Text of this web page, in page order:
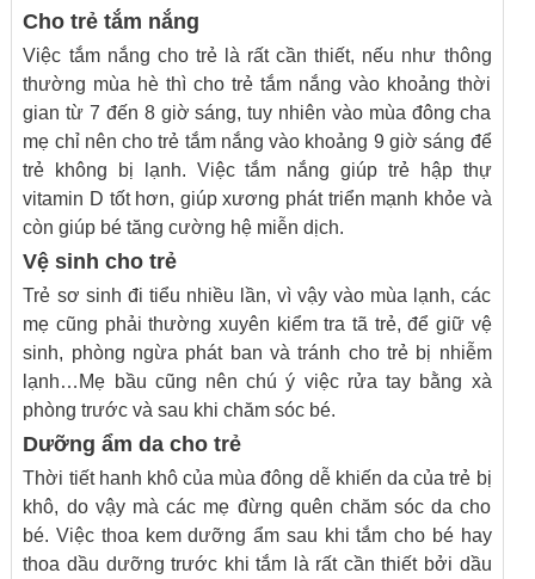
Cho trẻ tắm nắng
Việc tắm nắng cho trẻ là rất cần thiết, nếu như thông
thường mùa hè thì cho trẻ tắm nắng vào khoảng thời
gian từ 7 đến 8 giờ sáng, tuy nhiên vào mùa đông cha
mẹ chỉ nên cho trẻ tắm nắng vào khoảng 9 giờ sáng để
trẻ không bị lạnh. Việc tắm nắng giúp trẻ hập thự
vitamin D tốt hơn, giúp xương phát triển mạnh khỏe và
còn giúp bé tăng cường hệ miễn dịch.
Vệ sinh cho trẻ
Trẻ sơ sinh đi tiểu nhiều lần, vì vậy vào mùa lạnh, các
mẹ cũng phải thường xuyên kiểm tra tã trẻ, để giữ vệ
sinh, phòng ngừa phát ban và tránh cho trẻ bị nhiễm
lạnh…Mẹ bầu cũng nên chú ý việc rửa tay bằng xà
phòng trước và sau khi chăm sóc bé.
Dưỡng ẩm da cho trẻ
Thời tiết hanh khô của mùa đông dễ khiến da của trẻ bị
khô, do vậy mà các mẹ đừng quên chăm sóc da cho
bé. Việc thoa kem dưỡng ẩm sau khi tắm cho bé hay
thoa dầu dưỡng trước khi tắm là rất cần thiết bởi dầu